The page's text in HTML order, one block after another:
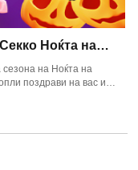
Ноќта на
на Ноќта на
поздрави на вас и